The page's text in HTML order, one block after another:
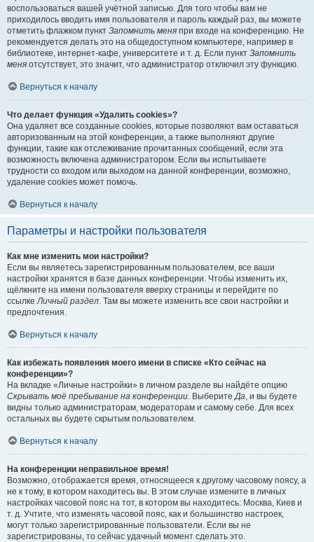
воспользоваться вашей учётной записью. Для того чтобы вам не
приходилось вводить имя пользователя и пароль каждый раз, вы можете
отметить флажком пункт Запомнить меня при входе на конференцию. Не
рекомендуется делать это на общедоступном компьютере, например в
библиотеке, интернет-кафе, университете и т. д. Если пункт Запомнить
меня отсутствует, это значит, что администратор отключил эту функцию.
Вернуться к началу
Что делает функция «Удалить cookies»?
Она удаляет все созданные cookies, которые позволяют вам оставаться
авторизованным на этой конференции, а также выполняют другие
функции, такие как отслеживание прочитанных сообщений, если эта
возможность включена администратором. Если вы испытываете
трудности со входом или выходом на данной конференции, возможно,
удаление cookies может помочь.
Вернуться к началу
Параметры и настройки пользователя
Как мне изменить мои настройки?
Если вы являетесь зарегистрированным пользователем, все ваши
настройки хранятся в базе данных конференции. Чтобы изменить их,
щёлкните на имени пользователя вверху страницы и перейдите по
ссылкеЛичный раздел. Там вы можете изменить все свои настройки и
предпочтения.
Вернуться к началу
Как избежать появления моего имени в списке «Кто сейчас на
конференции»?
На вкладке «Личные настройки» в личном разделе вы найдёте опцию
Скрывать моё пребывание на конференции. ВыберитеДа, и вы будете
видны только администраторам, модераторам и самому себе. Для всех
остальных вы будете скрытым пользователем.
Вернуться к началу
На конференции неправильное время!
Возможно, отображается время, относящееся к другому часовому поясу, а
не к тому, в котором находитесь вы. В этом случае измените в личных
настройках часовой пояс на тот, в котором вы находитесь: Москва, Киев и
т. д. Учтите, что изменять часовой пояс, как и большинство настроек,
могут только зарегистрированные пользователи. Если вы не
зарегистрированы, то сейчас удачный момент сделать это.